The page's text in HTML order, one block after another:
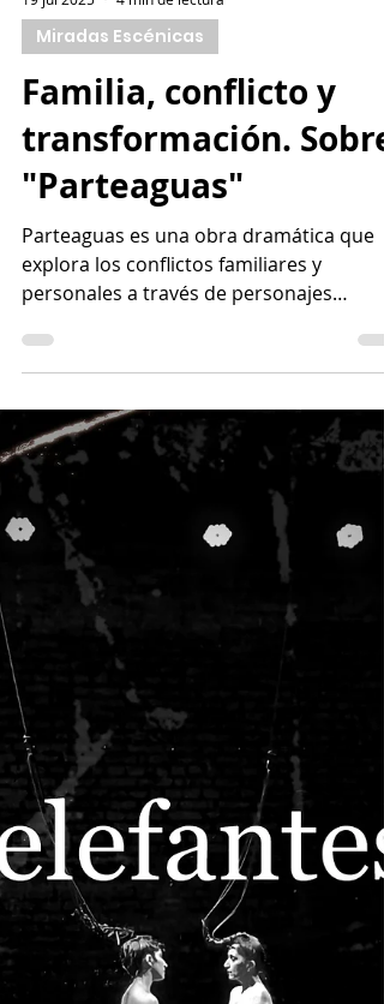
Miradas Escénicas
Familia, conflicto y
transformación. Sobre
"Parteaguas"
Parteaguas es una obra dramática que
explora los conflictos familiares y
personales a través de personajes
profundos, simbolismos ricos y una
puesta en escena que combina
movimientos coreográficos y efectos de
iluminación. La historia refleja la tensión
entre el cambio y la resistencia.